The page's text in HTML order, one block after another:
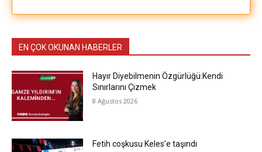
EN ÇOK OKUNAN HABERLER
Hayır Diyebilmenin Özgürlüğü:Kendi
Sınırlarını Çizmek
8 Ağustos 2026
Fetih coşkusu Keles’e taşındı